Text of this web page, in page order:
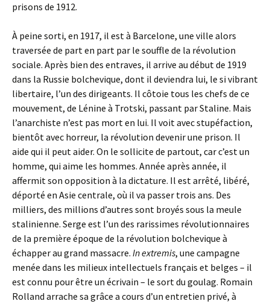
prisons de 1912.
À peine sorti, en 1917, il est à Barcelone, une ville alors
traversée de part en part par le souffle de la révolution
sociale. Après bien des entraves, il arrive au début de 1919
dans la Russie bolchevique, dont il deviendra lui, le si vibrant
libertaire, l’un des dirigeants. Il côtoie tous les chefs de ce
mouvement, de Lénine à Trotski, passant par Staline. Mais
l’anarchiste n’est pas mort en lui. Il voit avec stupéfaction,
bientôt avec horreur, la révolution devenir une prison. Il
aide qui il peut aider. On le sollicite de partout, car c’est un
homme, qui aime les hommes. Année après année, il
affermit son opposition à la dictature. Il est arrêté, libéré,
déporté en Asie centrale, où il va passer trois ans. Des
milliers, des millions d’autres sont broyés sous la meule
stalinienne. Serge est l’un des rarissimes révolutionnaires
de la première époque de la révolution bolchevique à
échapper au grand massacre. In extremis, une campagne
menée dans les milieux intellectuels français et belges – il
est connu pour être un écrivain – le sort du goulag. Romain
Rolland arrache sa grâce a cours d’un entretien privé, à